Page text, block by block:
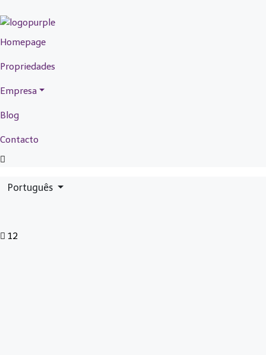
Homepage
Propriedades
Empresa
Blog
Contacto
Português
12